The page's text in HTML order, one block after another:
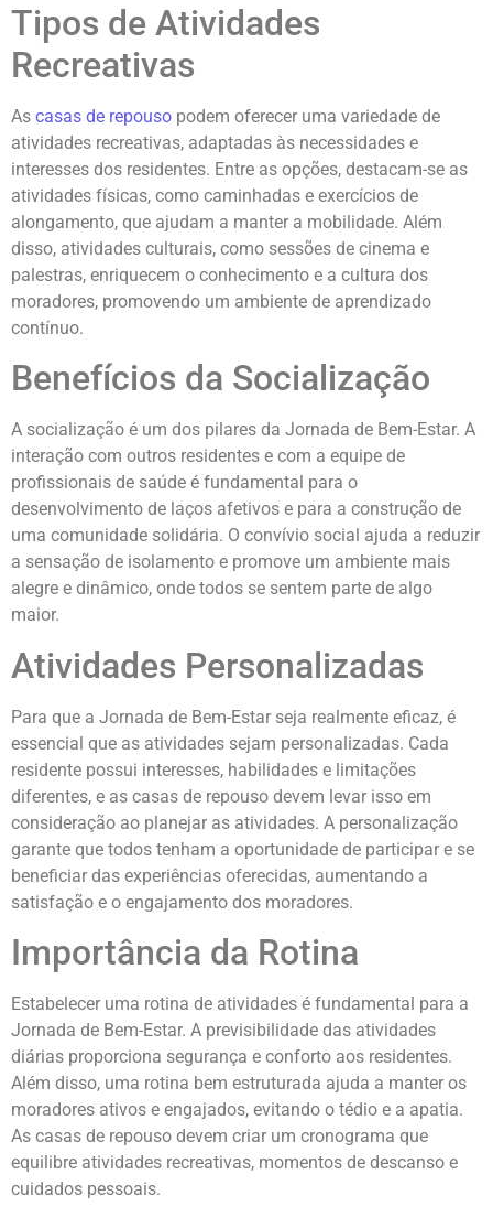
Tipos de Atividades
Recreativas
As casas de repouso podem oferecer uma variedade de
atividades recreativas, adaptadas às necessidades e
interesses dos residentes. Entre as opções, destacam-se as
atividades físicas, como caminhadas e exercícios de
alongamento, que ajudam a manter a mobilidade. Além
disso, atividades culturais, como sessões de cinema e
palestras, enriquecem o conhecimento e a cultura dos
moradores, promovendo um ambiente de aprendizado
contínuo.
Benefícios da Socialização
A socialização é um dos pilares da Jornada de Bem-Estar. A
interação com outros residentes e com a equipe de
profissionais de saúde é fundamental para o
desenvolvimento de laços afetivos e para a construção de
uma comunidade solidária. O convívio social ajuda a reduzir
a sensação de isolamento e promove um ambiente mais
alegre e dinâmico, onde todos se sentem parte de algo
maior.
Atividades Personalizadas
Para que a Jornada de Bem-Estar seja realmente eficaz, é
essencial que as atividades sejam personalizadas. Cada
residente possui interesses, habilidades e limitações
diferentes, e as casas de repouso devem levar isso em
consideração ao planejar as atividades. A personalização
garante que todos tenham a oportunidade de participar e se
beneficiar das experiências oferecidas, aumentando a
satisfação e o engajamento dos moradores.
Importância da Rotina
Estabelecer uma rotina de atividades é fundamental para a
Jornada de Bem-Estar. A previsibilidade das atividades
diárias proporciona segurança e conforto aos residentes.
Além disso, uma rotina bem estruturada ajuda a manter os
moradores ativos e engajados, evitando o tédio e a apatia.
As casas de repouso devem criar um cronograma que
equilibre atividades recreativas, momentos de descanso e
cuidados pessoais.